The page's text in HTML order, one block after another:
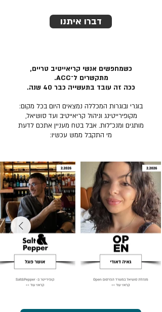
דברו איתנו
כשמחפשים אנשי קריאייטיב טריים,
מתקשרים ל־ACC.
ככה זה עובד בתעשייה כבר 40 שנה.
בוגרי ובוגרות המכללה נמצאים היום בכל מקום:
מקופירייטינג וניהול קריאייטיב ועד סושיאל,
מותגים ומנכ״לות. אבל בטח מעניין אתכם לדעת
מי התקבל ממש עכשיו: